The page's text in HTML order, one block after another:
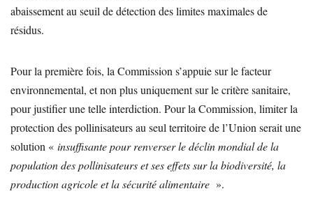
abaissement au seuil de détection des limites maximales de
résidus.
Pour la première fois, la Commission s’appuie sur le facteur
environnemental, et non plus uniquement sur le critère sanitaire,
pour justifier une telle interdiction. Pour la Commission, limiter la
protection des pollinisateurs au seul territoire de l’Union serait une
solution « insuffisante pour renverser le déclin mondial de la
population des pollinisateurs et ses effets sur la biodiversité, la
production agricole et la sécurité alimentaire ».